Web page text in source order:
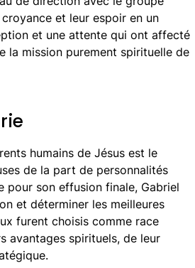
et leur espoir en un
et une attente qui ont affecté
la mission purement spirituelle de
humains de Jésus est le
de la part de personnalités
pour son effusion finale, Gabriel
et déterminer les meilleures
furent choisis comme race
avantages spirituels, de leur